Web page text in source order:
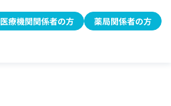
医療機関関係者の方 薬局関係者の方